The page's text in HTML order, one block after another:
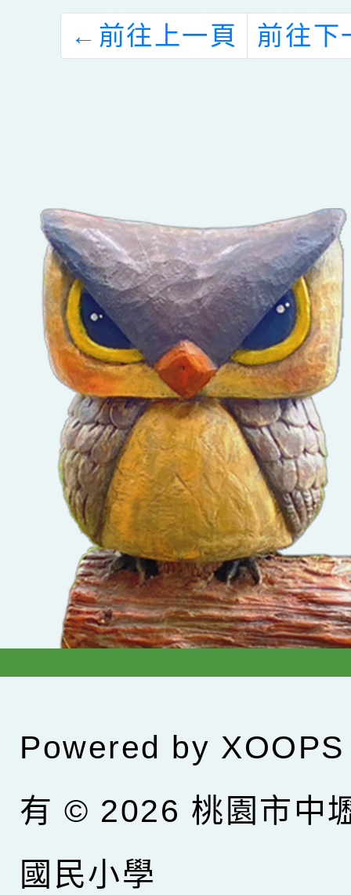
← 前往上一頁 前往下
Powered by XOOPS
有 © 2026 桃園市中
國民小學